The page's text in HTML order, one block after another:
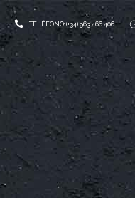
TELÉFONO: (+34) 963 466 406